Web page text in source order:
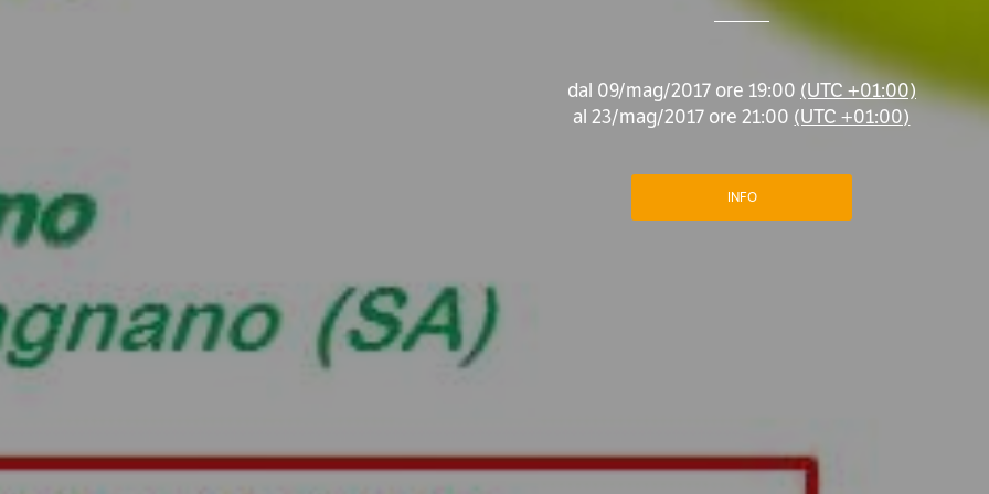
dal 09/mag/2017 ore 19:00 (UTC +01:00)
al 23/mag/2017 ore 21:00 (UTC +01:00)
INFO